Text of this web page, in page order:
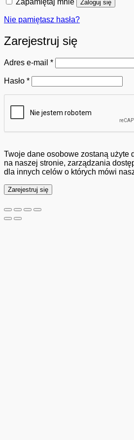
Zaloguj się
Nie pamiętasz hasła?
Zarejestruj się
Adres e-mail *Wymagane
Hasło *Wymagane
Twoje dane osobowe zostaną użyte
na naszej stronie, zarządzania
dla innych celów o których mówi
Zarejestruj się